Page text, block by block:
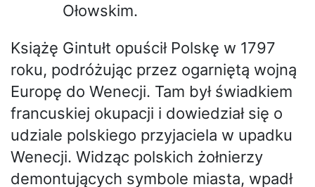
Ołowskim.
Książę Gintułt opuścił Polskę w 1797
roku, podróżując przez ogarniętą wojną
Europę do Wenecji. Tam był świadkiem
francuskiej okupacji i dowiedział się o
udziale polskiego przyjaciela w upadku
Wenecji. Widząc polskich żołnierzy
demontujących symbole miasta, wpadł